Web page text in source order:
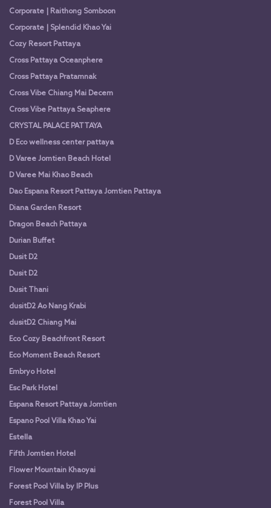
Corporate | Raithong Somboon
Corporate | Splendid Khao Yai
Cozy Resort Pattaya
Cross Pattaya Oceanphere
Cross Pattaya Pratamnak
Cross Vibe Chiang Mai Decem
Cross Vibe Pattaya Seaphere
CRYSTAL PALACE PATTAYA
D Eco wellness center pattaya
D Varee Jomtien Beach Hotel
D Varee Mai Khao Beach
Dao Espana Resort Pattaya Jomtien Pattaya
Diana Garden Resort
Dragon Beach Pattaya
Durian Buffet
Dusit D2
Dusit D2
Dusit Thani
dusitD2 Ao Nang Krabi
dusitD2 Chiang Mai
Eco Cozy Beachfront Resort
Eco Moment Beach Resort
Embryo Hotel
Esc Park Hotel
Espana Resort Pattaya Jomtien
Espano Pool Villa Khao Yai
Estella
Fifth Jomtien Hotel
Flower Mountain Khaoyai
Forest Pool Villa by IP Plus
Forest Pool Villa